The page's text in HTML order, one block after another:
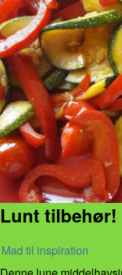
Lunt tilbehør!
Mad til inspiration